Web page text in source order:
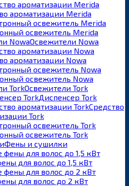
ароматизации Merida
освежитель Merida
Освежители Nowa
ароматизации Nowa
освежитель Nowa
Освежители Tork
Диспенсер Tork
Средство
Tork
освежитель Tork
Фены и сушилки
для волос до 1,5 кВт
для волос до 2 кВт